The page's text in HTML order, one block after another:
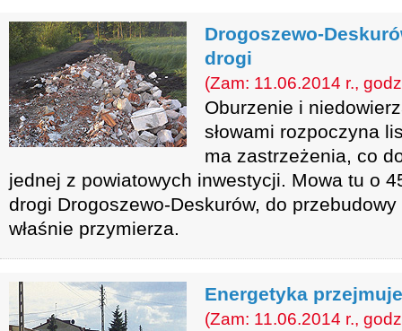
Drogoszewo-
drogi
(Zam: 11.06.2014 r.,
Oburzenie i
słowami rozpoczyna
ma zastrzeżenia, co
jednej z powiatowych inwestycji. Mowa tu o
drogi Drogoszewo-Deskurów, do
właśnie przymierza.
Energetyka
(Zam: 11.06.2014 r.,